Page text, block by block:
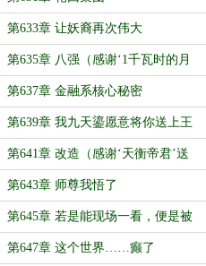
第633章 让妖裔再次伟大
第635章 八强（感谢‘1千瓦时的月
光’给张羽转账10次）
第637章 金融系核心秘密
第639章 我九天鎏愿意将你送上王
座（感谢‘JeremyGin’盟主）
第641章 改造（感谢‘天衡帝君’送
白真真10双丝袜）
第643章 师尊我悟了
第645章 若是能现场一看，便是被
抓去免费加班也值啦
第647章 这个世界……癫了